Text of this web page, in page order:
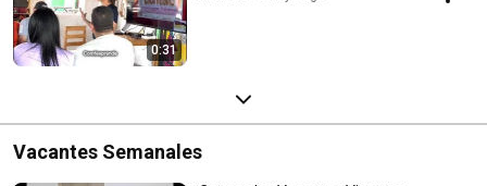
0:31
Vacantes Semanales